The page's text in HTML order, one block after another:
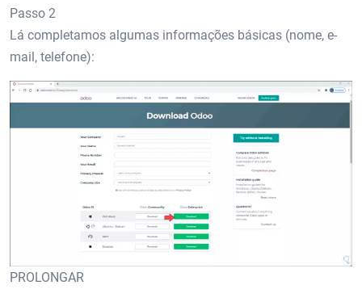
Passo 2
Lá completamos algumas informações básicas (nome, e-
mail, telefone):
PROLONGAR